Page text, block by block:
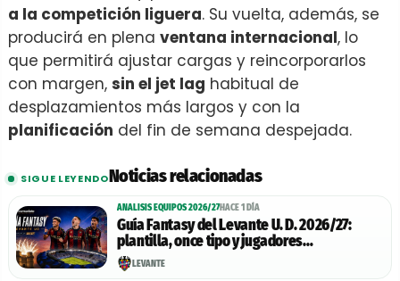
a la competición liguera. Su vuelta, además, se
producirá en plena ventana internacional, lo
que permitirá ajustar cargas y reincorporarlos
con margen, sin el jet lag habitual de
desplazamientos más largos y con la
planificación del fin de semana despejada.
SIGUE LEYENDONoticias relacionadas
ANALISIS EQUIPOS 2026/27HACE 1 DÍA
Guía Fantasy del Levante U. D. 2026/27:
plantilla, once tipo y jugadores
recomendables
LEVANTE